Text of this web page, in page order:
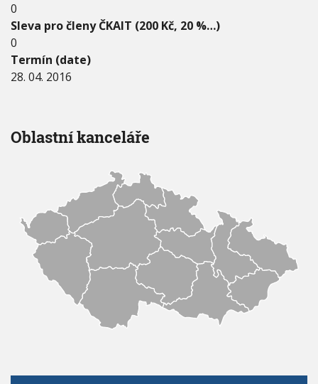
0
Sleva pro členy ČKAIT (200 Kč, 20 %…)
0
Termín (date)
28. 04. 2016
Oblastní kanceláře